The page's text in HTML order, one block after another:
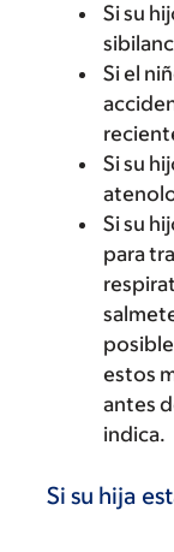
Si su
Si el
Si su
Si su
para
estos
antes
indica.
Si su hija